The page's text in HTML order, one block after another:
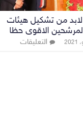
لابد من تشكيل هيئات
الاقوى حظا
التعليقات